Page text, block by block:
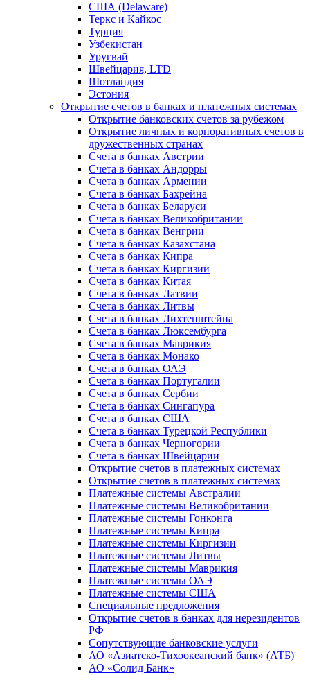
США (Delaware)
Теркс и Кайкос
Турция
Узбекистан
Уругвай
Швейцария, LTD
Шотландия
Эстония
Открытие счетов в банках и платежных системах
Открытие банковских счетов за рубежом
Открытие личных и корпоративных счетов в
дружественных странах
Счета в банках Австрии
Счета в банках Андорры
Счета в банках Армении
Счета в банках Бахрейна
Счета в банках Беларуси
Счета в банках Великобритании
Счета в банках Венгрии
Счета в банках Казахстана
Счета в банках Кипра
Счета в банках Киргизии
Счета в банках Китая
Счета в банках Латвии
Счета в банках Литвы
Счета в банках Лихтенштейна
Счета в банках Люксембурга
Счета в банках Маврикия
Счета в банках Монако
Счета в банках ОАЭ
Счета в банках Португалии
Счета в банках Сербии
Счета в банках Сингапура
Счета в банках США
Счета в банках Турецкой Республики
Счета в банках Черногории
Счета в банках Швейцарии
Открытие счетов в платежных системах
Открытие счетов в платежных системах
Платежные системы Австралии
Платежные системы Великобритании
Платежные системы Гонконга
Платежные системы Кипра
Платежные системы Киргизии
Платежные системы Литвы
Платежные системы Маврикия
Платежные системы ОАЭ
Платежные системы США
Специальные предложения
Открытие счетов в банках для нерезидентов
РФ
Сопутствующие банковские услуги
АО «Азиатско-Тихоокеанский банк» (АТБ)
АО «Солид Банк»